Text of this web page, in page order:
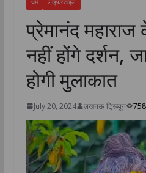
प्रेमानंद
नहीं होंगे दर्शन,
होगी मुलाकात
July 20, 2024 लखनऊ ट्रिब्यून